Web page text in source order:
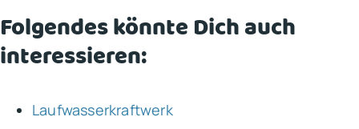
Folgendes könnte Dich auch
interessieren:
Laufwasserkraftwerk